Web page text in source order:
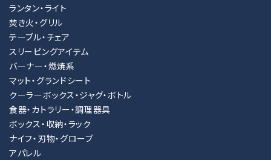
カテゴリー
ランタン・ライト
焚き火・グリル
テーブル・チェア
スリーピングアイテム
バーナー・燃焼系
マット・グランドシート
クーラーボックス・ジャグ・ボトル
食器・カトラリー・調理器具
ボックス・収納・ラック
ナイフ・刃物・グローブ
アパレル